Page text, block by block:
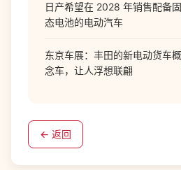
日产希望在 2028 年销售配备固
态电池的电动汽车
东京车展：丰田的新电动货车概
念车，让人浮想联翩
← 返回